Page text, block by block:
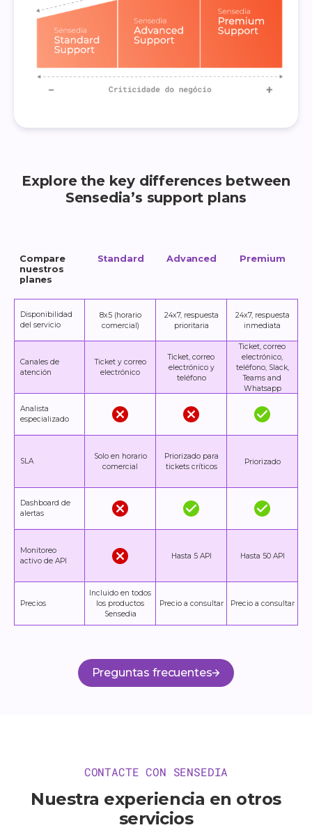
Explore the key differences between
Sensedia’s support plans
Compare
nuestros
planes
Standard Advanced Premium
Disponibilidad
del servicio
8x5 (horario
comercial)
24x7, respuesta
prioritaria
24x7, respuesta
inmediata
Canales de
atención
Ticket y correo
electrónico
Ticket, correo
electrónico y
teléfono
Ticket, correo
electrónico,
teléfono, Slack,
Teams and
Whatsapp
Analista
especializado
SLA
Solo en horario
comercial
Priorizado para
tickets críticos
Priorizado
Dashboard de
alertas
Monitoreo
activo de API
Hasta 5 API Hasta 50 API
Precios
Incluido en todos
los productos
Sensedia
Precio a consultar Precio a consultar
Preguntas frecuentes
CONTACTE CON SENSEDIA
Nuestra experiencia en otros
servicios